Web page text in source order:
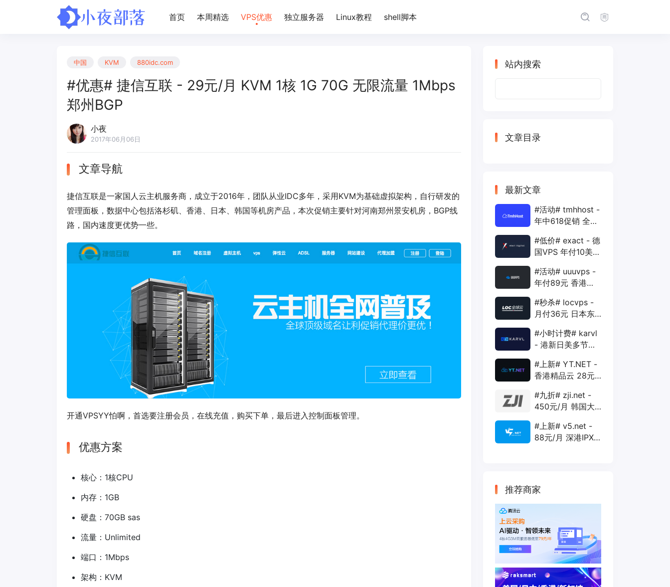
首页 本周精选 VPS优惠 独立服务器 Linux教程 shell脚本
中国 KVM 880idc.com
#优惠# 捷信互联 - 29元/月 KVM 1核 1G 70G 无限流量 1Mbps
郑州BGP
小夜
2017年06月06日
文章导航
捷信互联是一家国人云主机服务商，成立于2016年，团队从业IDC多年，采用KVM为基础虚拟架构，自行研发的
管理面板，数据中心包括洛杉矶、香港、日本、韩国等机房产品，本次促销主要针对河南郑州景安机房，BGP线
路，国内速度更优势一些。
开通VPSYY怕啊，首选要注册会员，在线充值，购买下单，最后进入控制面板管理。
优惠方案
核心：1核CPU
内存：1GB
硬盘：70GB sas
流量：Unlimited
端口：1Mbps
架构：KVM
站内搜索
文章目录
最新文章
#活动# tmhhost -
年中618促销 全场
年付VPS
#低价# exact - 德
国VPS 年付10美元
1Gbps
#活动# uuuvps -
年付89元 香港
400G 30M
#秒杀# locvps -
月付36元 日本东
40G 1T 450Mbps
#小时计费# karvl
- 港新日美多节点
20G 5T 1Gbps
#上新# YT.NET -
香港精品云 28元/
AS10099+移动
CMI
#九折# zji.net -
450元/月 韩国大
优化和纯国际线路
#上新# v5.net -
88元/月 深港IPX
推荐商家